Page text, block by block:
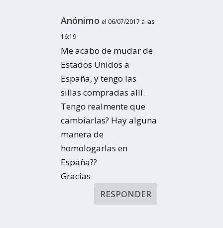
Anónimo el 06/07/2017 a las
16:19
Me acabo de mudar de
Estados Unidos a
España, y tengo las
sillas compradas allí.
Tengo realmente que
cambiarlas? Hay alguna
manera de
homologarlas en
España??
Gracias
RESPONDER